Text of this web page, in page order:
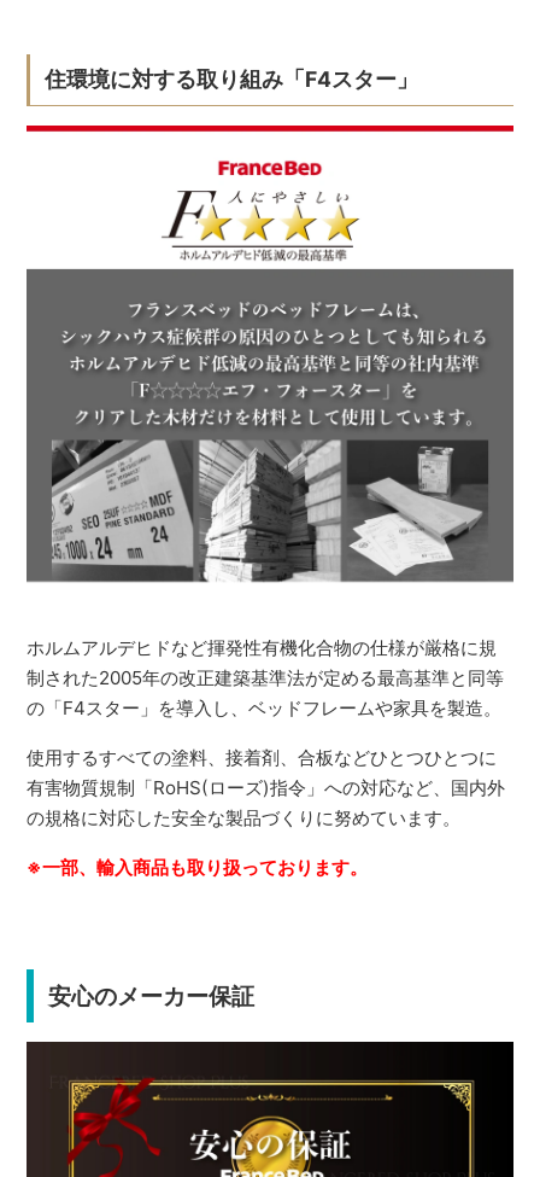
住環境に対する取り組み「F4スター」
ホルムアルデヒドなど揮発性有機化合物の仕様が厳格に規
制された2005年の改正建築基準法が定める最高基準と同等
の「F4スター」を導入し、ベッドフレームや家具を製造。
使用するすべての塗料、接着剤、合板などひとつひとつに
有害物質規制「RoHS(ローズ)指令」への対応など、国内外
の規格に対応した安全な製品づくりに努めています。
※一部、輸入商品も取り扱っております。
安心のメーカー保証